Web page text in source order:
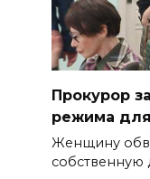
​Прокурор
режима
Женщину
собственную